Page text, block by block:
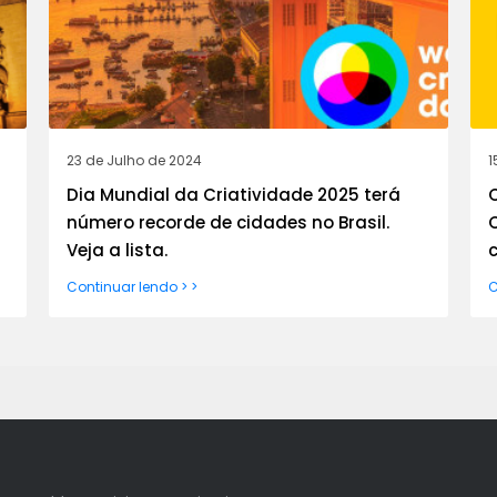
23 de Julho de 2024
Dia Mundial da Criatividade 2025 terá
número recorde de cidades no Brasil.
Veja a lista.
Continuar lendo > >